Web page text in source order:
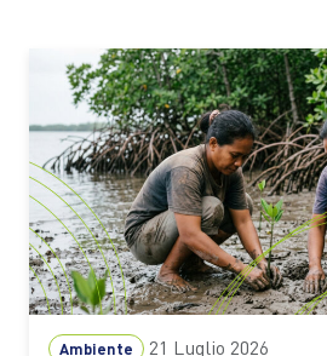
Ambiente 21 Luglio 2026